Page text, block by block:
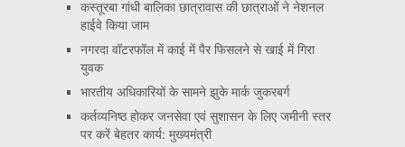
कस्तूरबा गांधी बालिका छात्रावास की छात्राओं ने नेशनल
हाईवे किया जाम
नगरदा वॉटरफॉल में काई में पैर फिसलने से खाई में गिरा
युवक
भारतीय अधिकारियों के सामने झुके मार्क जुकरबर्ग
कर्तव्यनिष्ठ होकर जनसेवा एवं सुशासन के लिए जमीनी स्तर
पर करें बेहतर कार्य: मुख्यमंत्री